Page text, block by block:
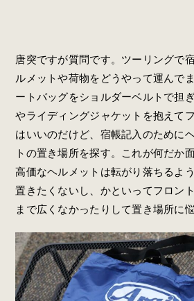
唐突ですが質問です。ツーリングで
ルメットや荷物をどうやって運んで
ートバッグをショルダーベルトで担
やライディングジャケットを抱え
はいいのだけど、宿帳記入のために
トの置き場所を探す。これが何だか
高価なヘルメットは転がり落ちるよ
置きたくないし、かといってフロン
まで広くなかったりして置き場所に